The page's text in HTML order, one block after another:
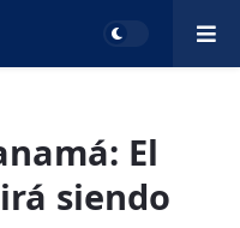
El
siendo